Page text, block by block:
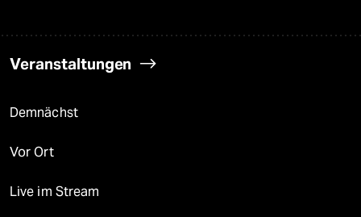
Veranstaltungen
Demnächst
Vor Ort
Live im Stream